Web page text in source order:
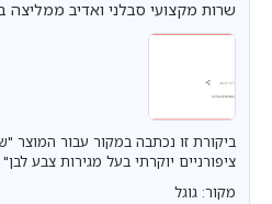
שרות מקצועי סבלני ואדיב ממליצה
ביקורת זו נכתבה במקור עבור המוצר
ציפורניים יוקרתי בעל מגירות צבע
מקור: גוגל